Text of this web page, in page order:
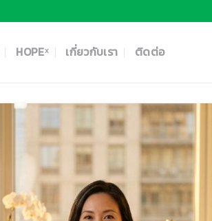
HOPEˣ เกี่ยวกับเรา ติดต่อ